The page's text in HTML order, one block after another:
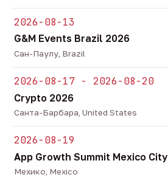
2026-08-13
G&M Events Brazil 2026
Сан-Паулу, Brazil
2026-08-17 - 2026-08-20
Crypto 2026
Санта-Барбара, United States
2026-08-19
App Growth Summit Mexico City
Мехико, Mexico